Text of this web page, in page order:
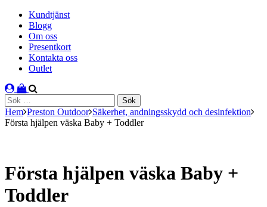
Kundtjänst
Blogg
Om oss
Presentkort
Kontakta oss
Outlet
Sök
efter:
Hem Preston Outdoor Säkerhet, andningsskydd och desinfektion
Första hjälpen väska Baby + Toddler
Första hjälpen väska Baby +
Toddler